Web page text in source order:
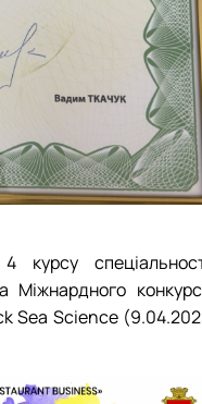
курсу
Міжнардного
Sea Science